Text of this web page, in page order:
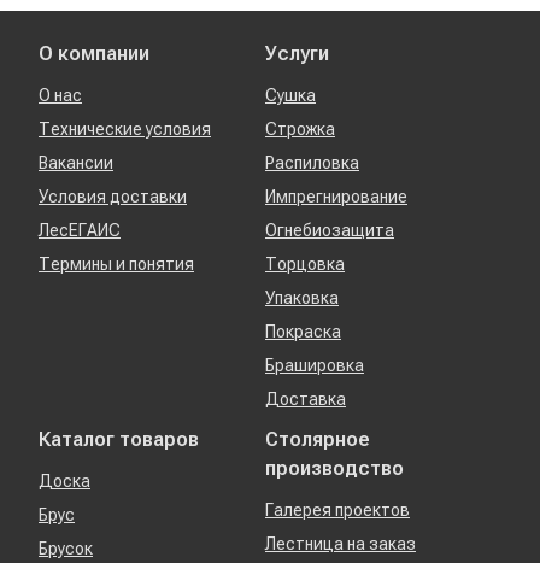
О компании
О нас
Технические условия
Вакансии
Условия доставки
ЛесЕГАИС
Термины и понятия
Услуги
Сушка
Строжка
Распиловка
Импрегнирование
Огнебиозащита
Торцовка
Упаковка
Покраска
Брашировка
Доставка
Каталог товаров
Доска
Брус
Брусок
Столярное
производство
Галерея проектов
Лестница на заказ